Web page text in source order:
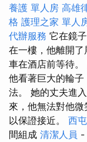
養護 單人房 高雄
格 護理之家 單人
代辦服務 它在鏡
在一樓，他離開了
車在酒店前等待。
他看著巨大的輪
法。 她的丈夫進
來，他無法對他
以保證接近。 西
間組成 清潔人員 -